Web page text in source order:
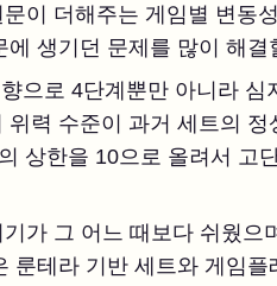
이 더해주는 게임별 변동
생기던 문제를 많이 해결
으로 4단계뿐만 아니라 심
력 수준이 과거 세트의
상한을 10으로 올려서 고
가 그 어느 때보다 쉬웠으
테라 기반 세트와 게임플